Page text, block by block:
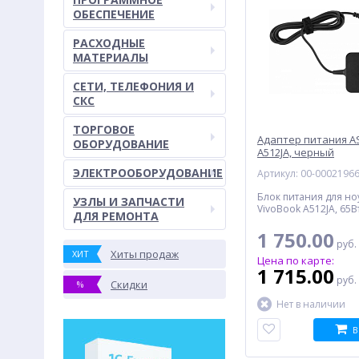
ОБЕСПЕЧЕНИЕ
РАСХОДНЫЕ
МАТЕРИАЛЫ
СЕТИ, ТЕЛЕФОНИЯ И
СКС
ТОРГОВОЕ
ОБОРУДОВАНИЕ
ЭЛЕКТРООБОРУДОВАНИЕ
УЗЛЫ И ЗАПЧАСТИ
ДЛЯ РЕМОНТА
ХИТ Хиты продаж
% Скидки
Адаптер питания
A512JA, черный
Артикул: 00-00021966
Блок питания для
VivoBook A512JA,
1 750.00 руб.
Цена по карте:
1 715.00 руб.
Нет в наличии